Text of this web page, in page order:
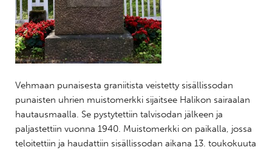
Vehmaan punaisesta graniitista veistetty sisällissodan
punaisten uhrien muistomerkki sijaitsee Halikon sairaalan
hautausmaalla. Se pystytettiin talvisodan jälkeen ja
paljastettiin vuonna 1940. Muistomerkki on paikalla, jossa
teloitettiin ja haudattiin sisällissodan aikana 13. toukokuuta